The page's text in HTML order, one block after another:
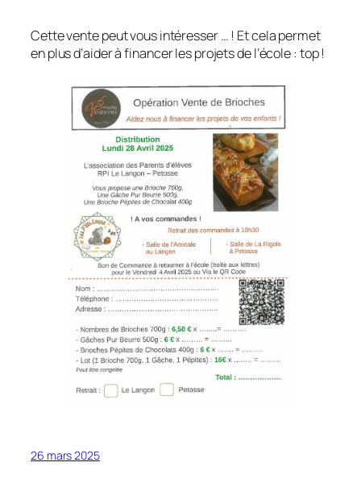
Cette vente peut vous intéresser … ! Et cela permet
en plus d’aider à financer les projets de l’école : top !
26 mars 2025